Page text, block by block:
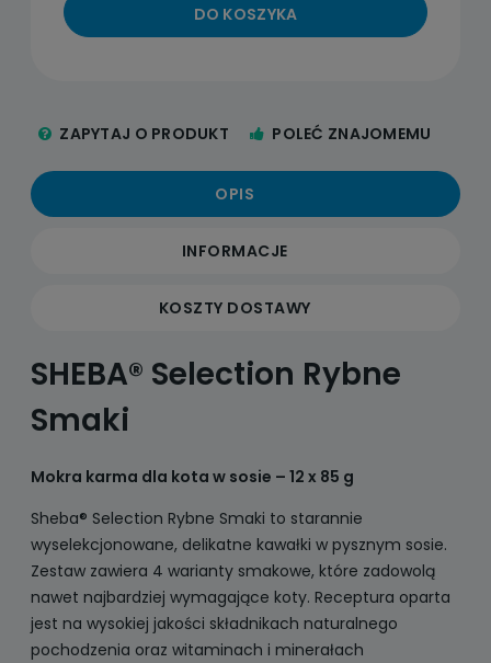
DO KOSZYKA
ZAPYTAJ O PRODUKT POLEĆ ZNAJOMEMU
OPIS
INFORMACJE
KOSZTY DOSTAWY
SHEBA® Selection Rybne
Smaki
Mokra karma dla kota w sosie – 12 x 85 g
Sheba® Selection Rybne Smaki to starannie
wyselekcjonowane, delikatne kawałki w pysznym sosie.
Zestaw zawiera 4 warianty smakowe, które zadowolą
nawet najbardziej wymagające koty. Receptura oparta
jest na wysokiej jakości składnikach naturalnego
pochodzenia oraz witaminach i minerałach